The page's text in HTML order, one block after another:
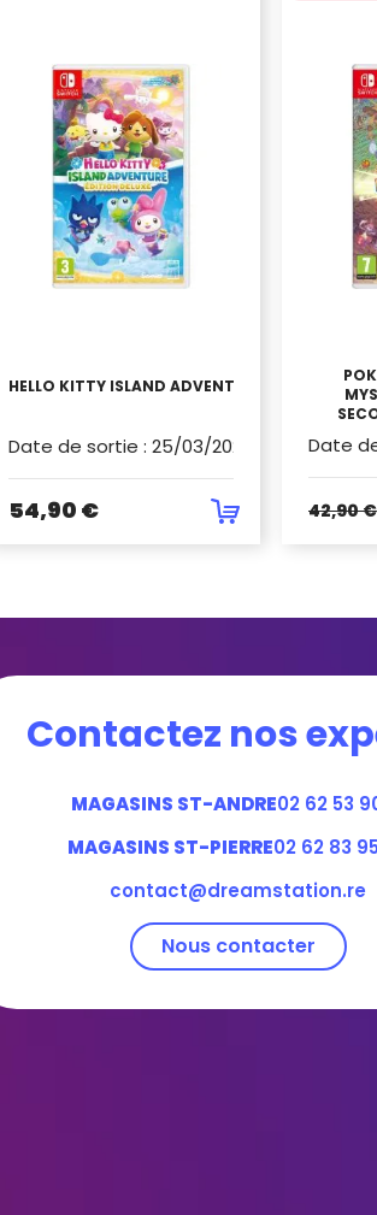
HELLO KITTY ISLAND ADVENTURE DELUXE
Date de sortie : 25/03/2025
54,90 €
Date
42,90 €
Contactez nos
MAGASINS ST-ANDRE02 62 53
MAGASINS ST-PIERRE02 62 83
contact@dreamstation.re
Nous contacter